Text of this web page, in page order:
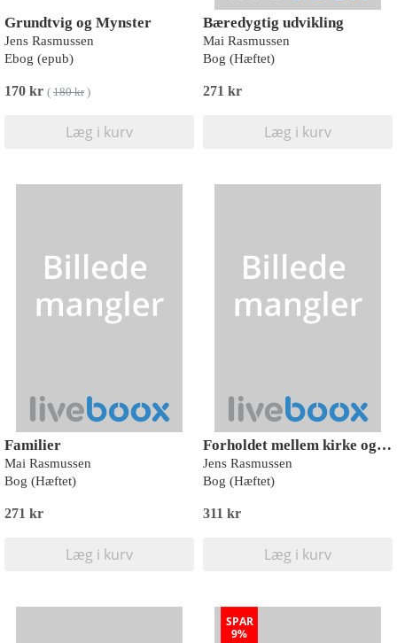
Grundtvig og Mynster
Jens Rasmussen
Ebog (epub)
170 kr ( 180 kr)
Læg i kurv
Bæredygtig udvikling
Mai Rasmussen
Bog (Hæftet)
271 kr
Læg i kurv
Familier
Mai Rasmussen
Bog (Hæftet)
271 kr
Læg i kurv
Forholdet mellem kirke og stat i Danmark
Jens Rasmussen
Bog (Hæftet)
311 kr
Læg i kurv
SPAR
9%